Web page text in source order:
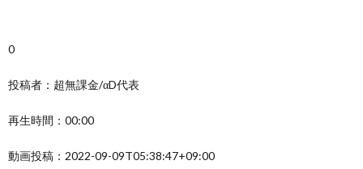
0
投稿者：超無課金/αD代表
再生時間：00:00
動画投稿：2022-09-09T05:38:47+09:00